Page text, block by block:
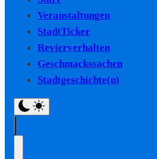
Veranstaltungen
StadtTicker
Revierverhalten
Geschmackssachen
Stadtgeschichte(n)